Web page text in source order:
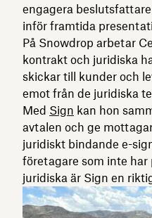
engagera
inför framtida
På Snowdrop arbetar
kontrakt och juridiska
skickar till kunder och
emot från de juridiska
Med Sign kan hon
avtalen och ge
juridiskt bindande e-
företagare som inte
juridiska är Sign en